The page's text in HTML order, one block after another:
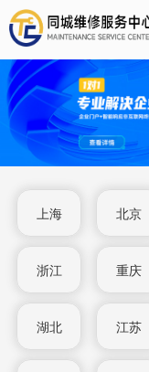
上海 北京
浙江 重庆
湖北 江苏